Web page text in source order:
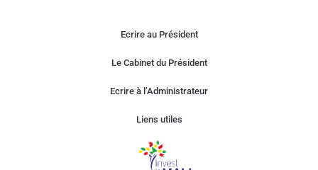
Ecrire au Président
Le Cabinet du Président
Ecrire à l’Administrateur
Liens utiles